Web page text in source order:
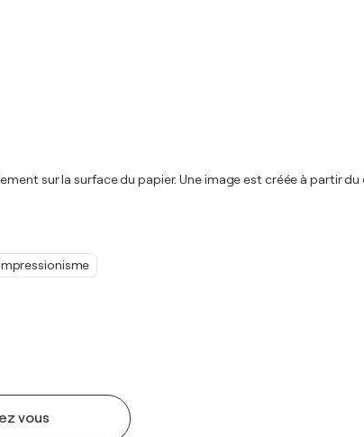
vous
sur la surface du papier. Une image est créée à partir